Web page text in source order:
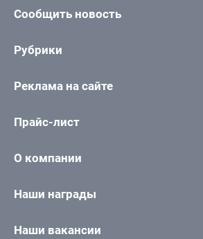
Сообщить новость
Рубрики
Реклама на сайте
Прайс-лист
О компании
Наши награды
Наши вакансии